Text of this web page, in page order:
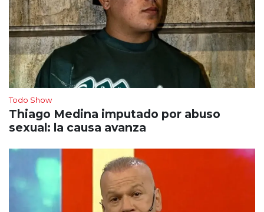
Todo Show
Thiago Medina imputado por abuso
sexual: la causa avanza